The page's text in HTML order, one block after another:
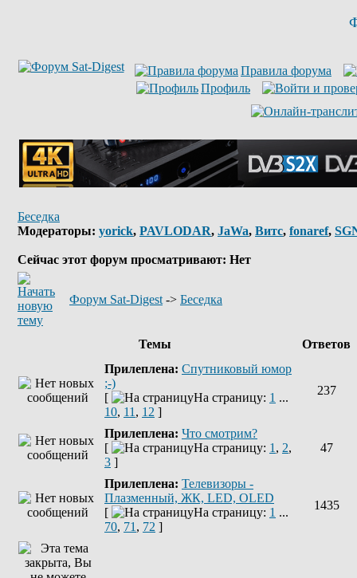
Правила форума
Профиль
Беседка
Модераторы: yorick, PAVLODAR, JaWa, Витс, fonaref,
Сейчас этот форум просматривают: Нет
Форум Sat-Digest -> Беседка
Темы
Ответов
Прилеплена: Спутниковый юмор
;-)
[
На страницу: 1 ...
10, 11 , 12 ]
237
Прилеплена: Что смотрим?
[
На страницу: 1 , 2,
3 ]
47
Прилеплена: Телевизоры -
Плазменный, ЖК, LED, OLED
[
На страницу: 1 ...
70, 71 , 72 ]
1435